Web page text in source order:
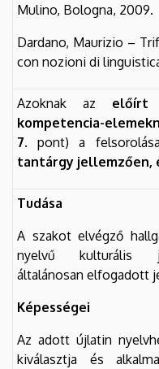
Mulino, Bologna, 2009.
Dardano, Maurizio –
con nozioni di
Azoknak az előírt
kompetencia-
7. pont) a
tantárgy jellemzően,
Tudása
A szakot elvégző
nyelvű kulturális
általánosan elfogadott
Képességei
Az adott újlatin
kiválasztja és